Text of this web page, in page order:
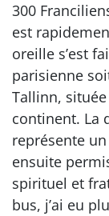
300
est
oreille s’est
parisienne
Tallinn,
continent. La
représente
ensuite
spirituel et
bus, j’ai eu